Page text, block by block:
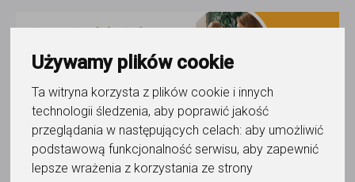
Używamy plików cookie
Ta witryna korzysta z plików cookie i innych
technologii śledzenia, aby poprawić jakość
przeglądania w następujących celach: aby umożliwić
podstawową funkcjonalność serwisu, aby zapewnić
lepsze wrażenia z korzystania ze strony
Do ulubionych
Oznacz wystąpienie kontaktu